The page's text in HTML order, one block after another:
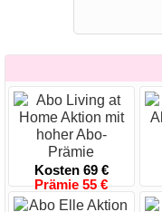
Kosten 69 €
Prämie 55 €
bis 5.8. 12 Uhr